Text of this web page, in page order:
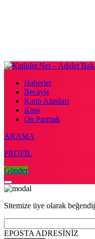
Haberler
Becayiş
Katip Alımları
Kpss
On Parmak
ARAMA
PROFİL
Gönder
Sitemize üye olarak
EPOSTA ADRESİNİZ